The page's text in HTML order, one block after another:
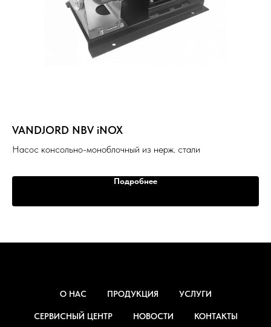
VANDJORD NBV iNOX
Насос консольно-моноблочный из нерж. стали
Подробнее
О НАС ПРОДУКЦИЯ УСЛУГИ
СЕРВИСНЫЙ ЦЕНТР НОВОСТИ КОНТАКТЫ